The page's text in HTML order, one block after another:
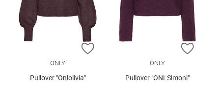
ZUR WUNSCHLISTE HINZUFÜGEN
ONLY
Pullover "Onlolivia"
ZUR
ONLY
Pullover "ONLSimoni"